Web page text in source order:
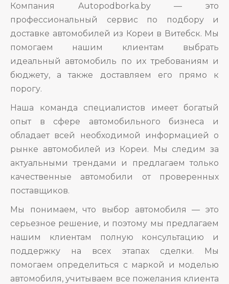
Компания Autopodborka.by — это
профессиональный сервис по подбору и
доставке автомобилей из Кореи в Витебск. Мы
помогаем нашим клиентам выбрать
идеальный автомобиль по их требованиям и
бюджету, а также доставляем его прямо к
порогу.
Наша команда специалистов имеет богатый
опыт в сфере автомобильного бизнеса и
обладает всей необходимой информацией о
рынке автомобилей из Кореи. Мы следим за
актуальными трендами и предлагаем только
качественные автомобили от проверенных
поставщиков.
Мы понимаем, что выбор автомобиля — это
серьезное решение, и поэтому мы предлагаем
нашим клиентам полную консультацию и
поддержку на всех этапах сделки. Мы
помогаем определиться с маркой и моделью
автомобиля, учитываем все пожелания клиента